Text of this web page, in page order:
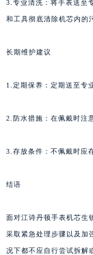
3.专业清洗：将手表送至
和工具彻底清除机芯内的
长期维护建议
1.定期保养：定期送至专
2.防水措施：在佩戴时注
3.存放条件：不佩戴时应
结语
面对江诗丹顿手表机芯生
采取紧急处理步骤以及加
况下都不应自行尝试拆解